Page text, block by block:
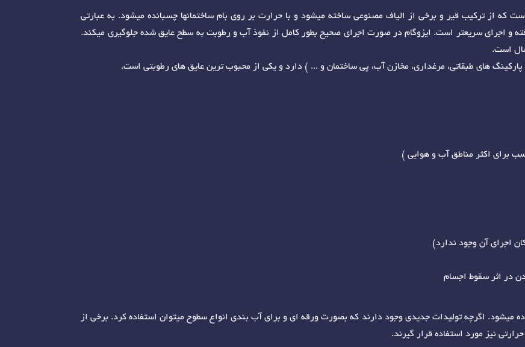
که از ترکیب قیر و برخی از الیاف مصنوعی ساخته میشود و با حرارت بر روی بام ساختمانها چسبانده میشود. به عبارتی
و اجرای سریعتر است. ایزوگام در صورت اجرای صحیح بطور کامل از نفوذ آب و رطوبت به سطح عایق شده جلوگیری میکند.
های طبقاتی، مرغداری، مخازن آب، پی ساختمان و ... ) دارد و یکی از محبوب ترین عایق های رطوبتی است.
اجرای آن وجود ندارد)
در اثر سقوط اجسام
میشود. اگرچه تولیدات جدیدی وجود دارند که بصورت ورقه ای و برای آب بندی انواع سطوح میتوان استفاده کرد. برخی از
نیز مورد استفاده قرار گیرند.